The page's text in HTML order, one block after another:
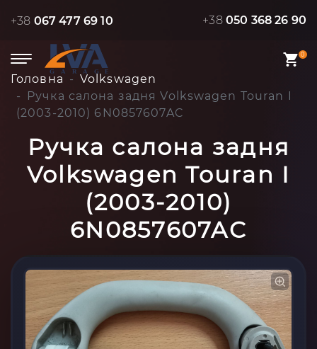
+38 067 477 69 10 +38 050 368 26 90
0
Головна
Volkswagen
Ручка салона задня Volkswagen Touran I
(2003-2010) 6N0857607AC
Ручка салона задня
Volkswagen Touran I
(2003-2010)
6N0857607AC